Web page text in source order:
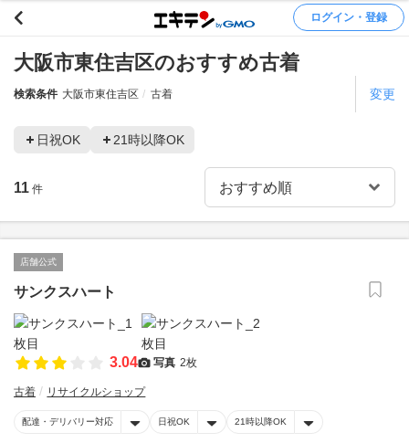
ログイン・登録
大阪市東住吉区のおすすめ古着
検索条件 大阪市東住吉区 古着 変更
日祝OK 21時以降OK
11 件
店舗公式
サンクスハート
3.04 写真 2枚
古着 リサイクルショップ
配達・デリバリー対応 日祝OK 21時以降OK